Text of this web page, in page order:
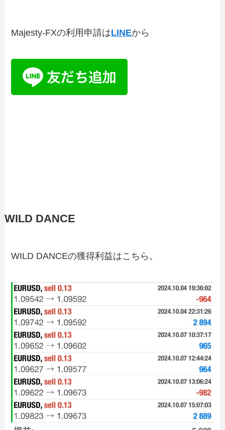
Majesty-FXの利用申請はLINEから
WILD DANCE
WILD DANCEの獲得利益はこちら。